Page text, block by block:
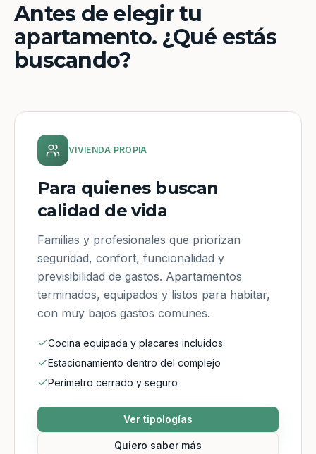
Antes de elegir tu
apartamento. ¿Qué estás
buscando?
VIVIENDA PROPIA
Para quienes buscan
calidad de vida
Familias y profesionales que priorizan
seguridad, confort, funcionalidad y
previsibilidad de gastos. Apartamentos
terminados, equipados y listos para habitar,
con muy bajos gastos comunes.
Cocina equipada y placares incluidos
Estacionamiento dentro del complejo
Perímetro cerrado y seguro
Ver tipologías
Quiero saber más